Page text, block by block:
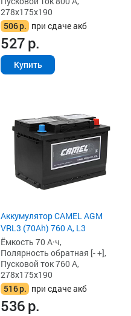
278x175x190
506р. при сдаче акб
527р.
Купить
Аккумулятор CAMEL AGM
VRL3 (70Ah) 760 А, L3
Ёмкость 70 А·ч,
Полярность обратная [- +],
Пусковой ток 760 А,
278x175x190
516р. при сдаче акб
536р.